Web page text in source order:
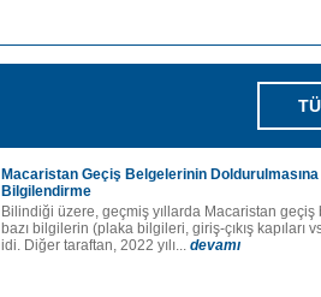
Macaristan Geçiş Belgelerinin
Bilgilendirme
Bilindiği üzere, geçmiş yıllarda Macaristan geçiş
bazı bilgilerin (plaka bilgileri, giriş-çıkış kapıları
idi. Diğer taraftan, 2022 yılı... devamı